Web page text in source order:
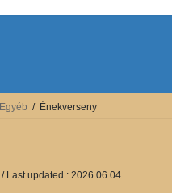
Egyéb Énekverseny
/ Last updated : 2026.06.04.